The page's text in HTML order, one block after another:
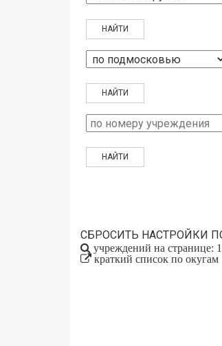
СБРОСИТЬ НАСТРОЙКИ
учреждений на странице:
краткий список по окугам